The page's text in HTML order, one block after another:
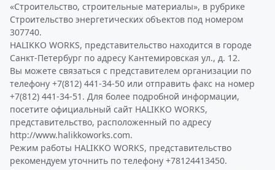
«Строительство, строительные материалы», в рубрике
Строительство энергетических объектов под номером
307740.
HALIKKO WORKS, представительство находится в городе
Санкт-Петербург по адресу Кантемировская ул., д. 12.
Вы можете связаться с представителем организации по
телефону +7(812) 441-34-50 или отправить факс на номер
+7(812) 441-34-51. Для более подробной информации,
посетите официальный сайт HALIKKO WORKS,
представительство, расположенный по адресу
http://www.halikkoworks.com.
Режим работы HALIKKO WORKS, представительство
рекомендуем уточнить по телефону +78124413450.